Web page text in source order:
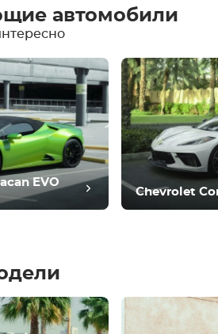
автомобили
EVO
Chevrolet